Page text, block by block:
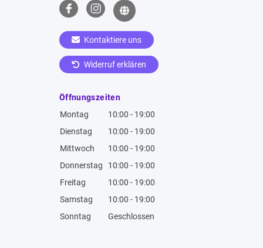
Kontaktiere uns
Widerruf erklären
Öffnungszeiten
Montag
10:00 - 19:00
Dienstag
10:00 - 19:00
Mittwoch
10:00 - 19:00
Donnerstag
10:00 - 19:00
Freitag
10:00 - 19:00
Samstag
10:00 - 19:00
Sonntag
Geschlossen